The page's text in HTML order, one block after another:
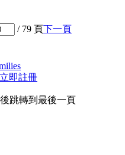
/ 79 頁下一頁
立即註冊
跳轉到最後一頁